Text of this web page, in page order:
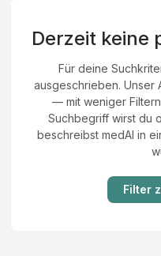
Derzeit keine
Für deine
ausgeschrieben.
— mit weniger
Suchbegriff wirst du
beschreibst medAI in
Filter